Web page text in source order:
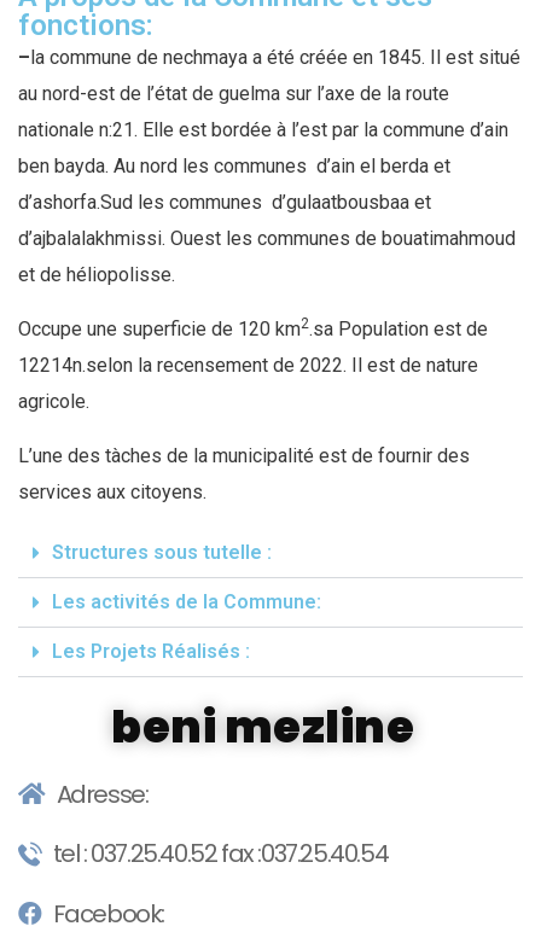
fonctions:
–la commune de nechmaya a été créée en 1845. Il est situé
au nord-est de l’état de guelma sur l’axe de la route
nationale n:21. Elle est bordée à l’est par la commune d’ain
ben bayda. Au nord les communes d’ain el berda et
d’ashorfa.Sud les communes d’gulaatbousbaa et
d’ajbalalakhmissi. Ouest les communes de bouatimahmoud
et de héliopolisse.
Occupe une superficie de 120 km2.sa Population est de
12214n.selon la recensement de 2022. Il est de nature
agricole.
L’une des tàches de la municipalité est de fournir des
services aux citoyens.
Structures sous tutelle :
Les activités de la Commune:
Les Projets Réalisés :
beni mezline
Adresse:
tel : 037.25.40.52 fax :037.25.40.54
Facebook: